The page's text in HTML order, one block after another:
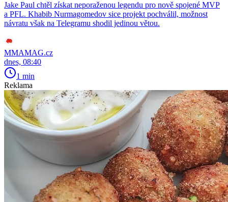
Jake Paul chtěl získat neporaženou legendu pro nově spojené MVP
a PFL. Khabib Nurmagomedov sice projekt pochválil, možnost
návratu však na Telegramu shodil jedinou větou.
MMAMAG.cz
dnes, 08:40
1 min
Reklama